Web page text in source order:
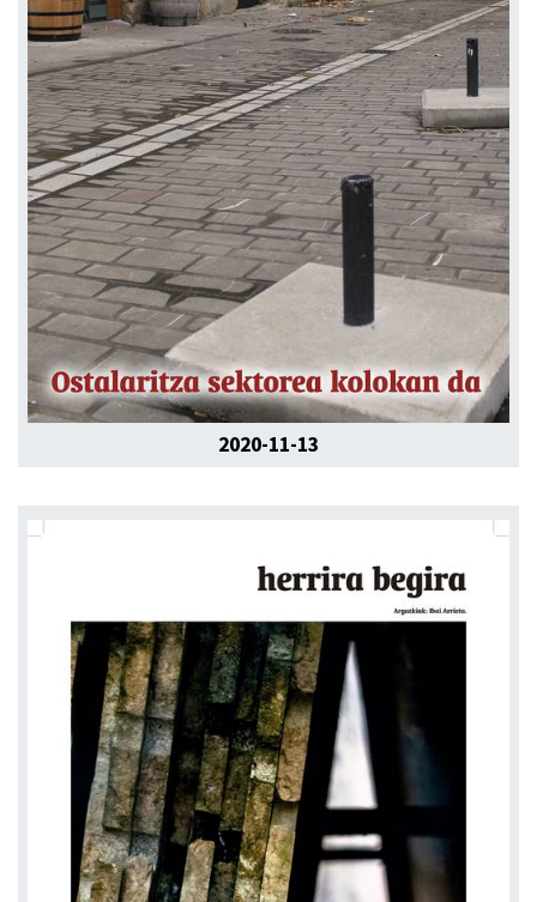
2020-11-13